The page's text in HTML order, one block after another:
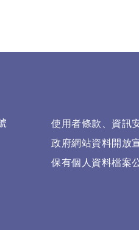
使用者條款、資訊
政府網站資料開放
保有個人資料檔案